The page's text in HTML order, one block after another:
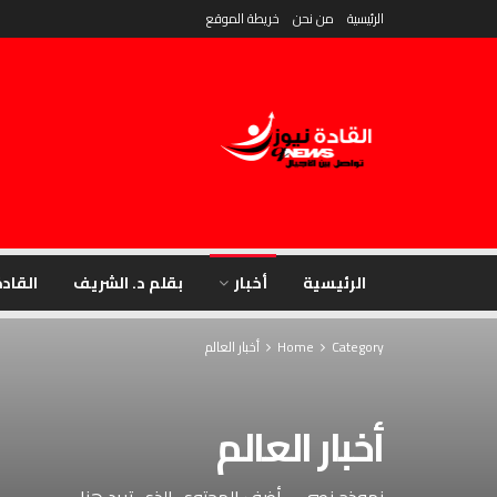
الرئيسية من نحن خريطة الموقع
الرئيسية أخبار بقلم د. الشريف
Home Category أخبار العالم
أخبار العالم